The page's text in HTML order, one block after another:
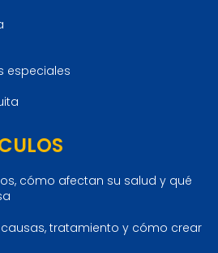
especiales
cómo afectan su salud y qué
causas, tratamiento y cómo crear